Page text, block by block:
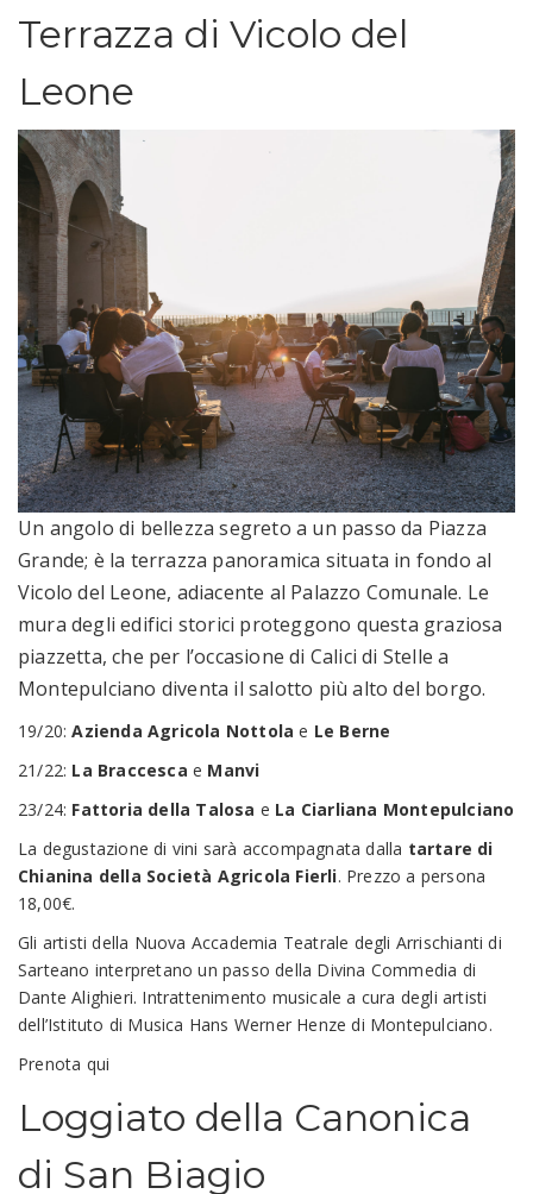
Terrazza di Vicolo del
Leone
Un angolo di bellezza segreto a un passo da Piazza
Grande; è la terrazza panoramica situata in fondo al
Vicolo del Leone, adiacente al Palazzo Comunale. Le
mura degli edifici storici proteggono questa graziosa
piazzetta, che per l’occasione di Calici di Stelle a
Montepulciano diventa il salotto più alto del borgo.
19/20:Azienda Agricola Nottola e Le Berne
21/22: La Braccesca e Manvi
23/24: Fattoria della Talosa e La Ciarliana Montepulciano
La degustazione di vini sarà accompagnata dalla tartare di
Chianina della Società Agricola Fierli. Prezzo a persona
18,00€.
Gli artisti della Nuova Accademia Teatrale degli Arrischianti di
Sarteano interpretano un passo della Divina Commedia di
Dante Alighieri. Intrattenimento musicale a cura degli artisti
dell’Istituto di Musica Hans Werner Henze di Montepulciano.
Prenota qui
Loggiato della Canonica
di San Biagio